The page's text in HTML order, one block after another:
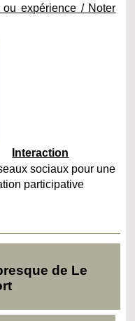
expérience / Noter
Interaction
sociaux pour une
participative
de Le